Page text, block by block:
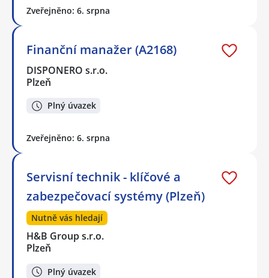
Zveřejněno: 6. srpna
Finanční manažer (A2168)
DISPONERO s.r.o.
Plzeň
Plný úvazek
Zveřejněno: 6. srpna
Servisní technik - klíčové a
zabezpečovací systémy (Plzeň)
Nutně vás hledají
H&B Group s.r.o.
Plzeň
Plný úvazek